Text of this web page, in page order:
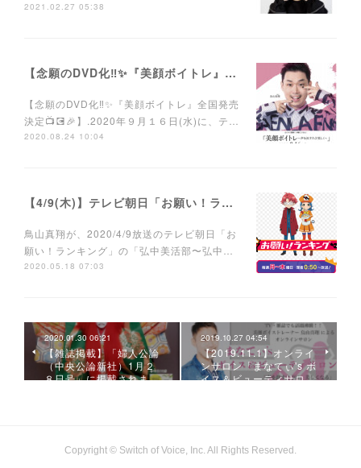
2021.02.27 05:38
【念願のDVD化‼️✨『美顔ボイトレ』DVD全国発売決定📺💽🎉】
【念願のDVD化‼️✨『美顔ボイトレ』全国発売
決定📺💽🎉】.2020年９月１６日(水)に、テ…
2020.08.24 10:04
【4/9(木)】テレビ朝日「お願い！ランキング」に鳥山真翔ゲスト出演。
鳥山真翔が、2020/4/9放送のテレビ朝日「お
願い！ランキング」の「弘中美活部〜弘中…
2020.05.18 07:03
2020.01.30 06:21
【雑誌掲載】「婦人公論
（中央公論新社）1月２
８日号」に掲載されま…
2019.10.27 04:54
【2019.11.1】オンライ
ンサロン「まなてぃ's ボ
イス＆ビューティサロ…
Copyright © Switch of Voice, Inc. All Rights Reserved.